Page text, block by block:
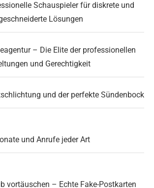
Schauspieler für diskrete und
Lösungen
– Die Elite der professionellen
und Gerechtigkeit
und der perfekte Sündenbock
und Anrufe jeder Art
vortäuschen – Echte Fake-Postkarten